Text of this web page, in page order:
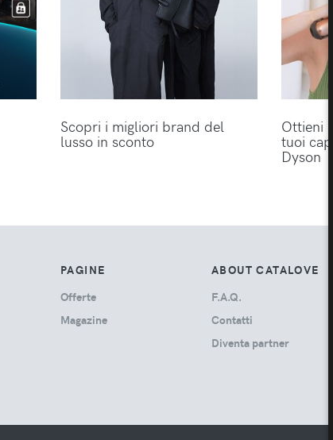
Scopri i migliori brand del
lusso in sconto
Ottieni
tuoi
Dyson
PAGINE
Offerte
Magazine
ABOUT CATALOVE
F.A.Q.
Contatti
Diventa partner